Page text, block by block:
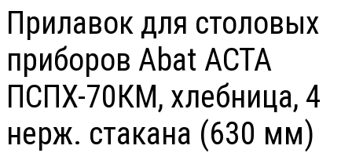
Прилавок для столовых
приборов Abat АСТА
ПСПХ-70КМ, хлебница, 4
нерж. стакана (630 мм)